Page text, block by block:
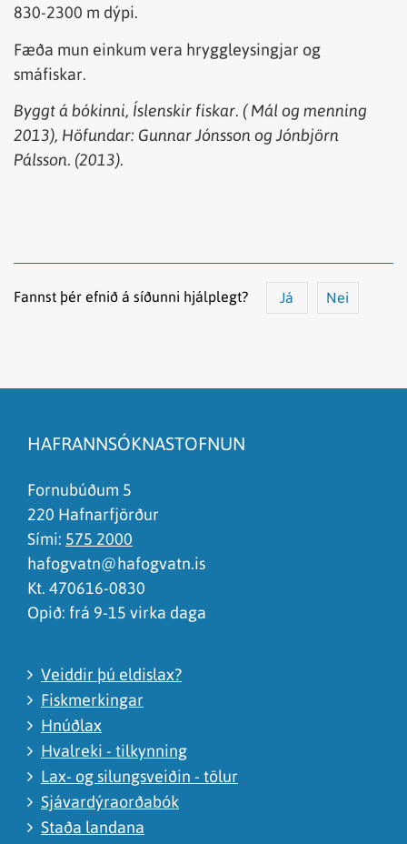
830-2300 m dýpi.
Fæða mun einkum vera hryggleysingjar og
smáfiskar.
Byggtá bókinni, Íslenskir fiskar. (Mál og menning
2013), Höfundar: Gunnar Jónsson og Jónbjörn
Pálsson. (2013).
Fannst þér efnið á síðunni hjálplegt? Já Nei
Það er of mikið efni á síðunni
Ég skil ekki efnið, finnst það of flókið
HAFRANNSÓKNASTOFNUN
Fornubúðum 5
220 Hafnarfjörður
Sími: 575 2000
hafogvatn@hafogvatn.is
Kt. 470616-0830
Opið: frá 9-15 virka daga
Veiddir þú eldislax?
Fiskmerkingar
Hnúðlax
Hvalreki - tilkynning
Lax- og silungsveiðin - tölur
Sjávardýraorðabók
Staða landana